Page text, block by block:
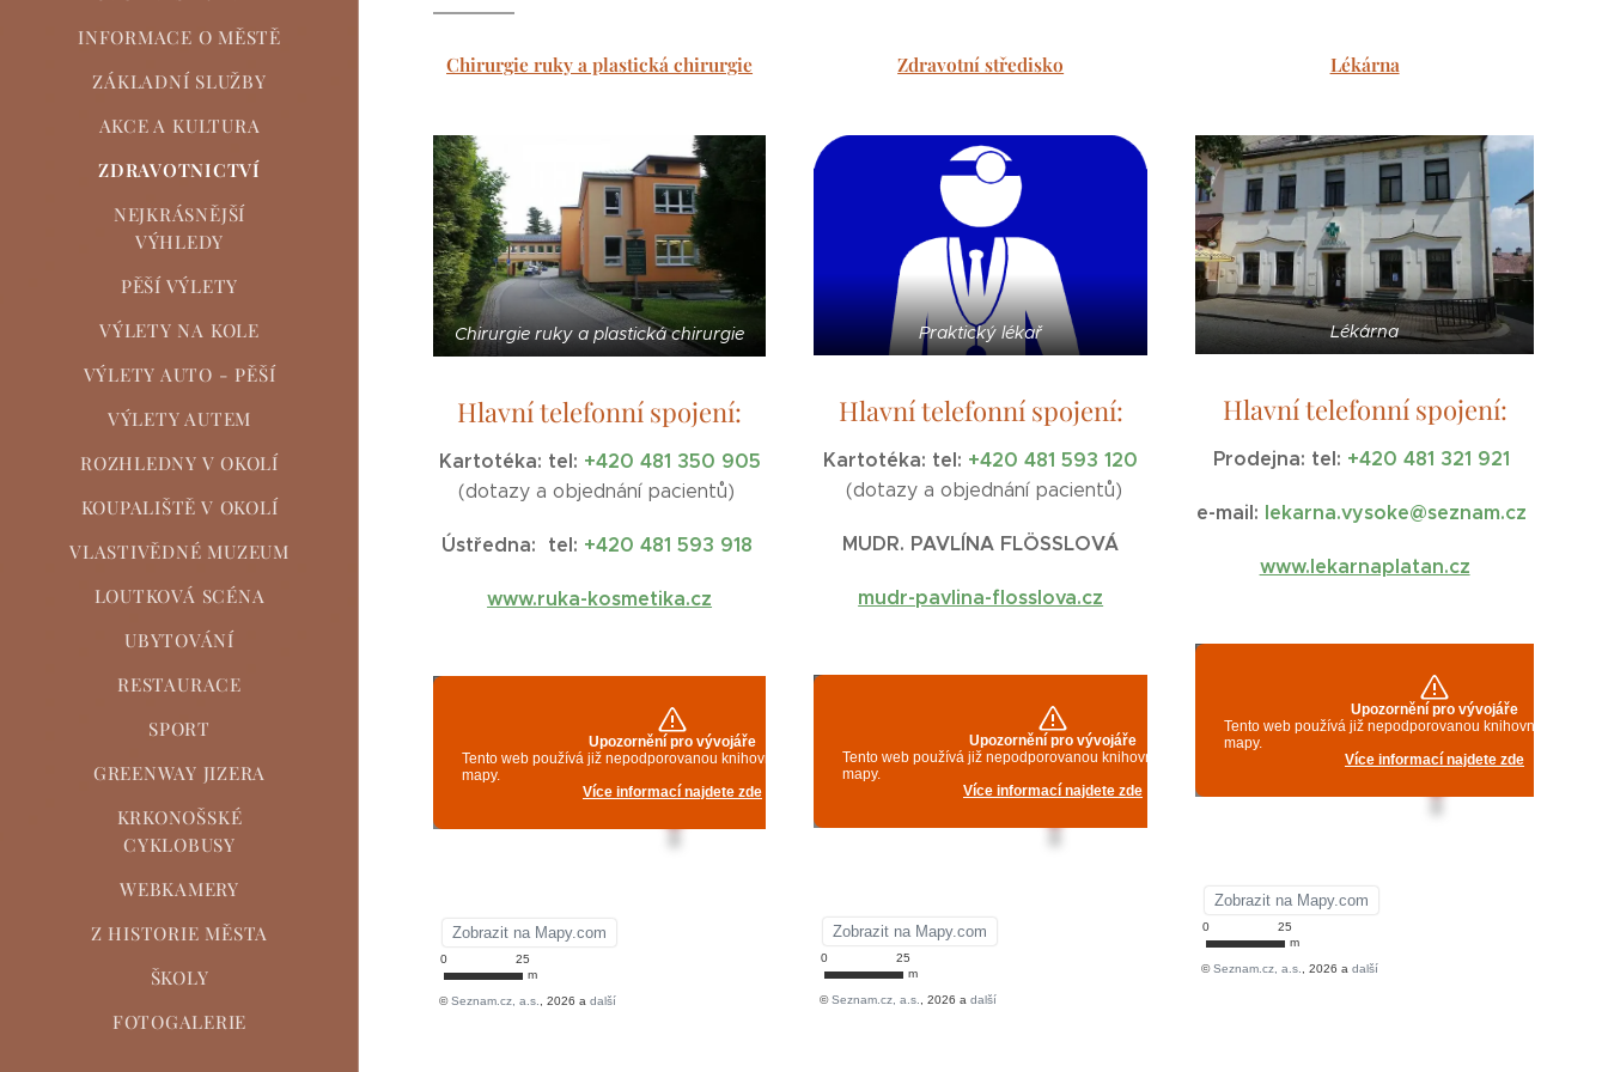
INFORMACE O MĚSTĚ
ZÁKLADNÍ SLUŽBY
AKCE A KULTURA
ZDRAVOTNICTVÍ
NEJKRÁSNĚJŠÍ
VÝHLEDY
PĚŠÍ VÝLETY
VÝLETY NA KOLE
VÝLETY AUTO - PĚŠÍ
VÝLETY AUTEM
ROZHLEDNY V OKOLÍ
KOUPALIŠTĚ V OKOLÍ
VLASTIVĚDNÉ MUZEUM
LOUTKOVÁ SCÉNA
UBYTOVÁNÍ
RESTAURACE
SPORT
GREENWAY JIZERA
KRKONOŠSKÉ
CYKLOBUSY
WEBKAMERY
Z HISTORIE MĚSTA
ŠKOLY
FOTOGALERIE
Chirurgie ruky a plastická chirurgie
Chirurgie ruky a plastická chirurgie
Hlavní telefonní spojení:
Kartotéka: tel: +420 481 350 905
(dotazy a objednání pacientů)
Ústředna: tel: +420 481 593 918
www.ruka-kosmetika.cz
Zdravotní středisko
Praktický lékař
Hlavní telefonní spojení:
Kartotéka: tel: +420 481 593 120
(dotazy a objednání pacientů)
MUDR. PAVLÍNA FLÖSSLOVÁ
mudr-pavlina-flosslova.cz
Lékárna
Lékárna
Hlavní telefonní spojení:
Prodejna: tel: +420 481 321 921
e-mail: lekarna.vysoke@seznam.cz
www.lekarnaplatan.cz